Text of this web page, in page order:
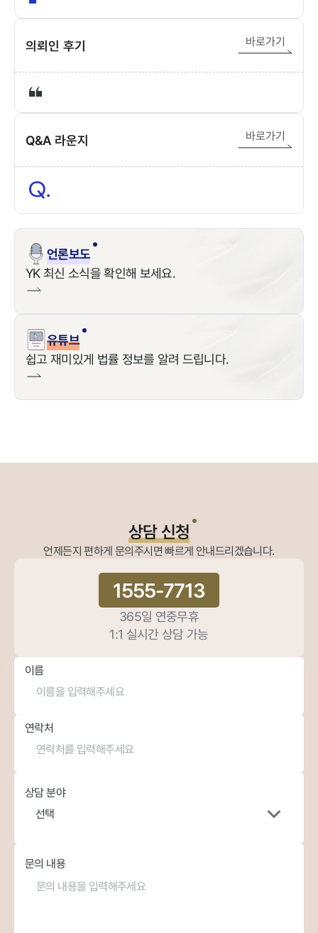
의뢰인 후기 바로가기
Q&A 라운지 바로가기
언론보도
YK 최신 소식을 확인해 보세요.
유튜브
쉽고 재미있게 법률 정보를 알려 드립니다.
상담 신청
언제든지 편하게 문의주시면 빠르게 안내드리겠습니다.
1555-7713
365일 연중무휴
1:1 실시간 상담 가능
이름
연락처
상담 분야
선택
문의 내용